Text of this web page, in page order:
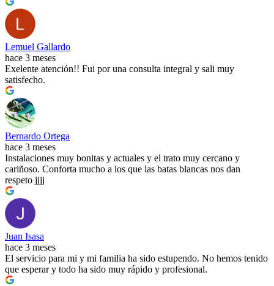
Lemuel Gallardo
hace 3 meses
Exelente atención!! Fui por una consulta integral y sali muy
satisfecho.
Bernardo Ortega
hace 3 meses
Instalaciones muy bonitas y actuales y el trato muy cercano y
cariñoso. Conforta mucho a los que las batas blancas nos dan
respeto jjjj
Juan Isasa
hace 3 meses
El servicio para mi y mi familia ha sido estupendo. No hemos tenido
que esperar y todo ha sido muy rápido y profesional.